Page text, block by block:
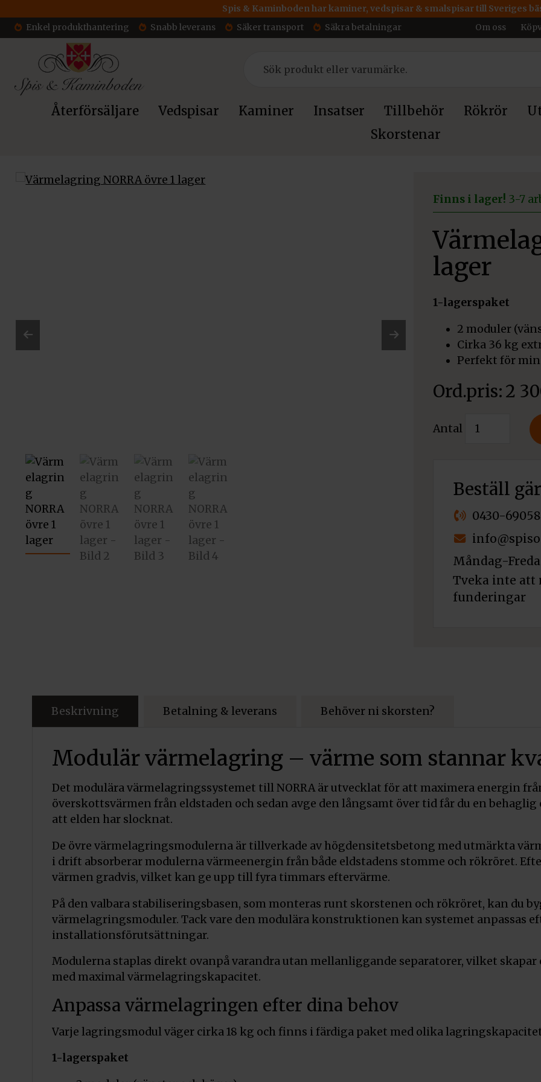
Spis & Kaminboden har kaminer, vedspisar & smalspisar till Sveriges
Enkel produkthantering
Snabb leverans Säker transport Säkra betalningar Om oss
Återförsäljare Vedspisar Kaminer Insatser Tillbehör Rökrör
Skorstenar
Finns i lager! 3-7
lager
1-lagerspaket
2 moduler
Cirka 36 kg
Perfekt för
2
Antal
Värmelagring
NORRA
lager
mängd
Beställ
0430-
Måndag-
Tveka inte att
funderingar
Beskrivning Betalning & leverans Behöver ni skorsten?
Modulär värmelagring – värme som stannar
Det modulära värmelagringssystemet till NORRA är utvecklat för att maximera energin
överskottsvärmen från eldstaden och sedan avge den långsamt över tid får du en
att elden har slocknat.
De övre värmelagringsmodulerna är tillverkade av högdensitetsbetong med utmärkta
i drift absorberar modulerna värmeenergin från både eldstadens stomme och rökröret.
värmen gradvis, vilket kan ge upp till fyra timmars eftervärme.
På den valbara stabiliseringsbasen, som monteras runt skorstenen och rökröret, kan du
värmelagringsmoduler. Tack vare den modulära konstruktionen kan systemet anpassas
installationsförutsättningar.
Modulerna staplas direkt ovanpå varandra utan mellanliggande separatorer, vilket
med maximal värmelagringskapacitet.
Anpassa värmelagringen efter dina behov
Varje lagringsmodul väger cirka 18 kg och finns i färdiga paket med olika
1-lagerspaket